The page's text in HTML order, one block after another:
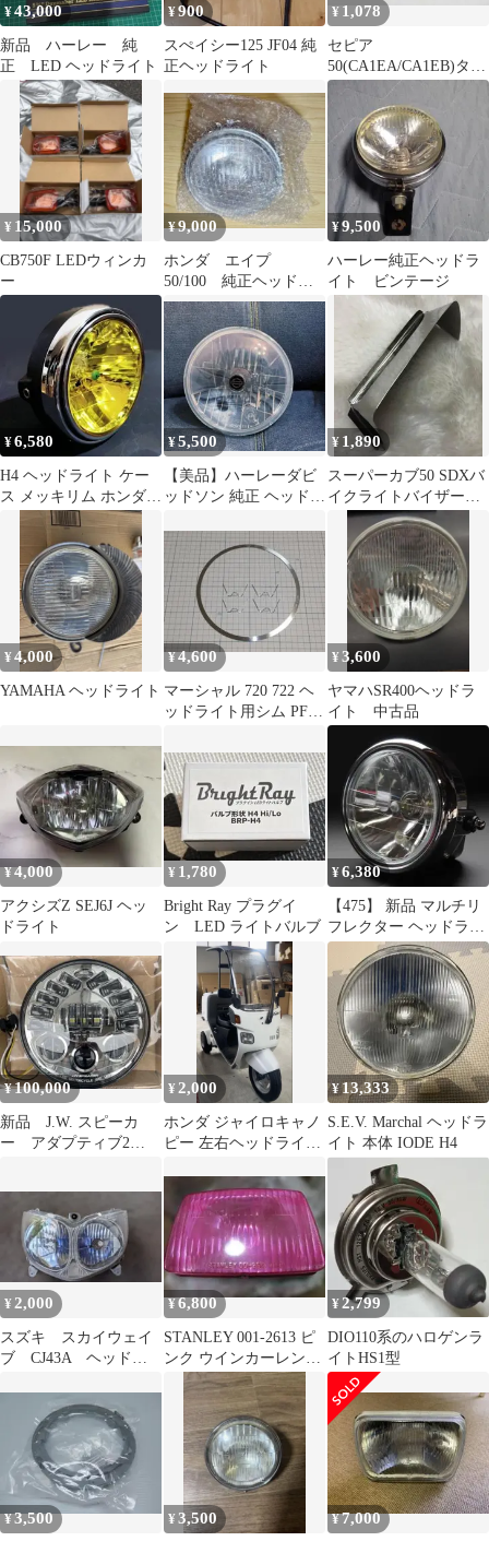
¥43,000
新品 ハーレー 純
正 LED ヘッドライト
¥900
スぺイシー125 JF04 純
正ヘッドライト
¥ 1,078
セピア
50(CA1EA/CA1EB)タイ
プ ヘッドライトレンズ
SET（クリア）
¥ 15,000
CB750F LEDウィンカ
ー
¥9,000
ホンダ エイプ
50/100 純正ヘッドラ
イト 新品未使用品
¥9,500
ハーレー純正ヘッドラ
イト ビンテージ
¥6,580
H4 ヘッドライト ケー
ス メッキリム ホンダ車
¥5,500
【美品】ハーレーダビ
ッドソン 純正 ヘッドラ
¥ 1,890
スーパーカブ50 SDXバ
イクライトバイザー長
さ6㎝横幅123㎜1890円
送料込
¥4,000
YAMAHA ヘッドライト
¥4,600
マーシャル 720 722 ヘ
ッドライト用シム PFP
¥3,600
ヤマハSR400ヘッドラ
イト 中古品
¥4,000
アクシズZ SEJ6J ヘッ
ドライト
¥ 1,780
Bright Ray プラグイ
ン LED ライトバルブ
¥6,380
【475】 新品 マルチリ
フレクター ヘッドライ
ト メッキケース ガラス
レンズ
¥100,000
新品 J.W. スピーカ
ー アダプティブ2
¥ 2,000
ホンダ ジャイロキャノ
ピー 左右ヘッドライト
¥ 13,333
S.E.V. Marchal ヘッドラ
イト 本体 IODE H4
¥ 2,000
スズキ スカイウェイ
ブ CJ43A ヘッドラ
¥6,800
STANLEY 001-2613 ピ
ンク ウインカーレンズ
スパタククレージュ
¥2,799
DIO110系のハロゲンラ
イトHS1型
¥3,500 ¥3,500 ¥7,000